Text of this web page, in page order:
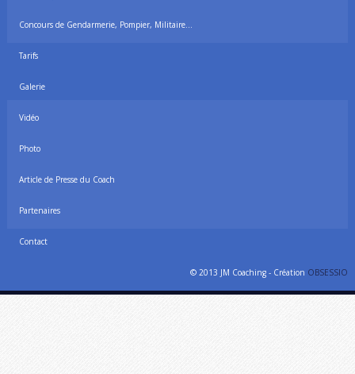
Concours de Gendarmerie, Pompier, Militaire…
Tarifs
Galerie
Vidéo
Photo
Article de Presse du Coach
Partenaires
Contact
© 2013 JM Coaching - Création OBSESSIO